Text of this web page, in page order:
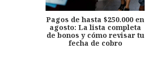
Pagos de hasta $250.000 en
agosto: La lista completa
de bonos y cómo revisar tu
fecha de cobro